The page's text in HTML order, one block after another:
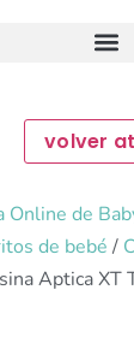
Online de
de bebé /
Aptica XT